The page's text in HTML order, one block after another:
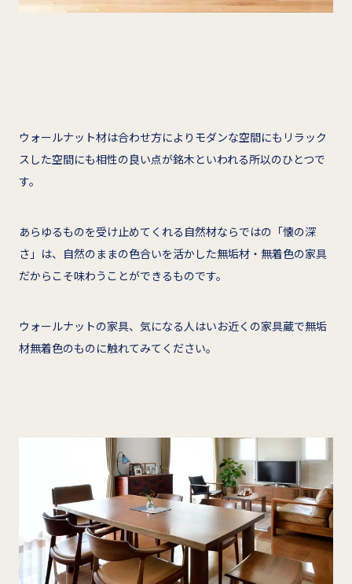
ウォールナット材は合わせ方によりモダンな空間にもリラック
スした空間にも相性の良い点が銘木といわれる所以のひとつで
す。
あらゆるものを受け止めてくれる自然材ならではの「懐の深
さ」は、自然のままの色合いを活かした無垢材・無着色の家具
だからこそ味わうことができるものです。
ウォールナットの家具、気になる人はいお近くの家具蔵で無垢
材無着色のものに触れてみてください。